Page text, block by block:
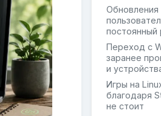
Обновления
постоянный
Переход с
заранее
и
Игры на
благодаря
не стоит